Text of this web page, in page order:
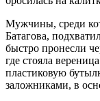
Мужчины, среди
Батагова,
быстро пронесли
где стояла
пластиковую
заложниками, в